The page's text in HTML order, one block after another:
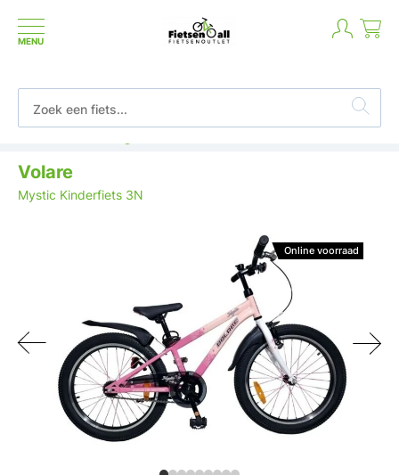
MENU
Volare
Mystic Kinderfiets 3N
Online voorraad